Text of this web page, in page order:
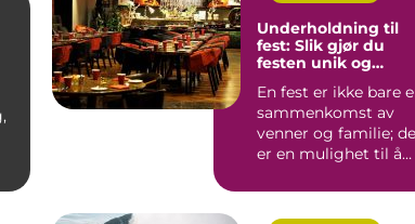
Underholdning til
fest: Slik gjør du
festen unik og
En fest er ikke bare
sammenkomst av
venner og familie;
er en mulighet til å